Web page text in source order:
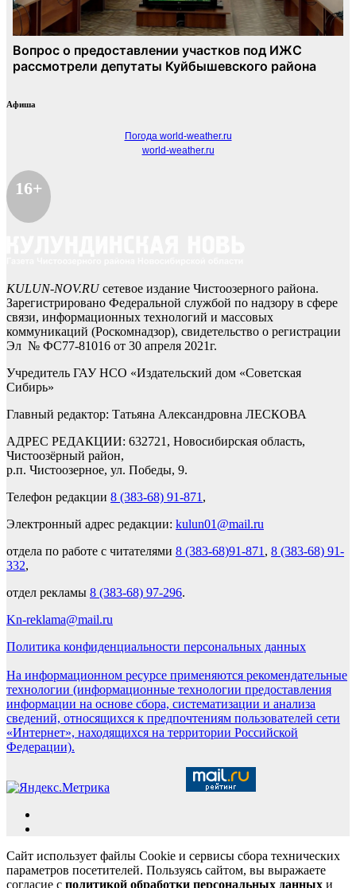
Афиша
Погода world-weather.ru
world-weather.ru
16+
KULUN-NOV.RUсетевое издание Чистоозерного района.
Зарегистрировано Федеральной службой по надзору в сфере
связи, информационных технологий и массовых
коммуникаций (Роскомнадзор), свидетельство о регистрации
Эл № ФС77-81016 от 30 апреля 2021г.
Учредитель ГАУ НСО «Издательский дом «Советская
Сибирь»
Главный редактор: Татьяна Александровна ЛЕСКОВА
АДРЕС РЕДАКЦИИ: 632721, Новосибирская область,
Чистоозёрный район,
р.п. Чистоозерное, ул. Победы, 9.
Телефон редакции 8 (383-68) 91-871 ,
Электронный адрес редакции: kulun01@mail.ru
отдела по работе с читателями 8 (383-68)91-871 , 8 (383-68) 91-
332,
отдел рекламы 8 (383-68) 97-296.
Kn-reklama@mail.ru
Политика конфиденциальности персональных данных
На информационном ресурсе применяются рекомендательные
технологии (информационные технологии предоставления
информации на основе сбора, систематизации и анализа
сведений, относящихся к предпочтениям пользователей сети
«Интернет», находящихся на территории Российской
Федерации).
Сайт использует файлы Cookie и сервисы сбора технических
параметров посетителей. Пользуясь сайтом, вы выражаете
согласие с политикой обработки персональных данных и